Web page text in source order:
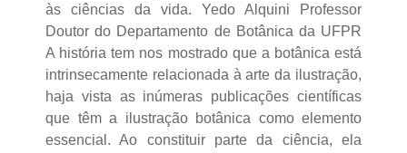
às ciências da vida. Yedo Alquini Professor
Doutor do Departamento de Botânica da UFPR
A história tem nos mostrado que a botânica está
intrinsecamente relacionada à arte da ilustração,
haja vista as inúmeras publicações científicas
que têm a ilustração botânica como elemento
essencial. Ao constituir parte da ciência, ela